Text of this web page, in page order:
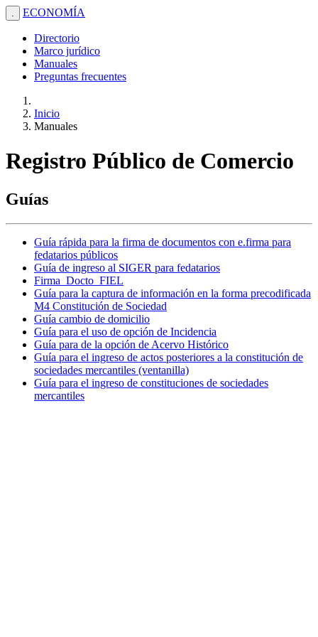
. ECONOMÍA
Directorio
Marco jurídico
Manuales
Preguntas frecuentes
Inicio
Manuales
Registro Público de Comercio
Guías
Guía rápida para la firma de documentos con e.firma para
fedatarios públicos
Guía de ingreso al SIGER para fedatarios
Firma_Docto_FIEL
Guía para la captura de información en la forma precodificada
M4 Constitución de Sociedad
Guía cambio de domicilio
Guía para el uso de opción de Incidencia
Guía para de la opción de Acervo Histórico
Guía para el ingreso de actos posteriores a la constitución de
sociedades mercantiles (ventanilla)
Guía para el ingreso de constituciones de sociedades
mercantiles